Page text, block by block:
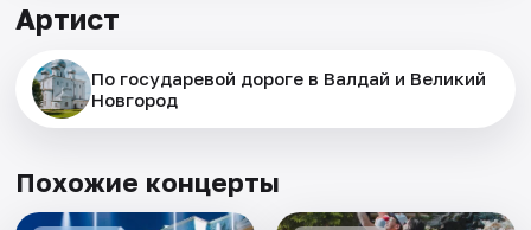
Артист
По государевой дороге в Валдай и Великий
Новгород
Похожие концерты